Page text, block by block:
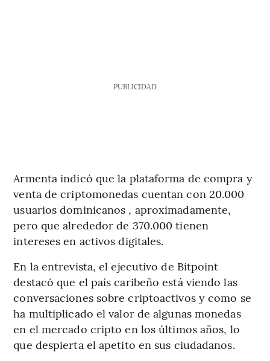
PUBLICIDAD
Armenta indicó que la plataforma de compra y
venta de criptomonedas cuentan con 20.000
usuarios dominicanos , aproximadamente,
pero que alrededor de 370.000 tienen
intereses en activos digitales.
En la entrevista, el ejecutivo de Bitpoint
destacó que el país caribeño está viendo las
conversaciones sobre criptoactivos y como se
ha multiplicado el valor de algunas monedas
en el mercado cripto en los últimos años, lo
que despierta el apetito en sus ciudadanos.